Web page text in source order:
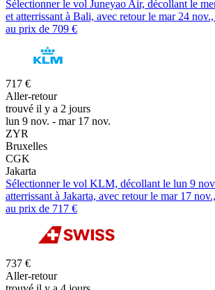
Sélectionner le vol Juneyao Air, décollant le
et atterrissant à Bali, avec retour le mar 24
au prix de 709 €
717 €
Aller-retour
trouvé il y a 2 jours
lun 9 nov. - mar 17 nov.
ZYR
Bruxelles
CGK
Jakarta
Sélectionner le vol KLM, décollant le lun 9
atterrissant à Jakarta, avec retour le mar 17
au prix de 717 €
737 €
Aller-retour